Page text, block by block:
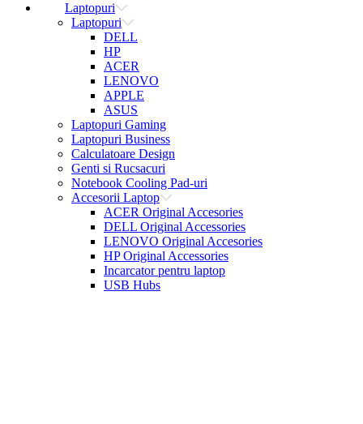
Laptopuri
Laptopuri
DELL
HP
ACER
LENOVO
APPLE
ASUS
Laptopuri Gaming
Laptopuri Business
Calculatoare Design
Genti si Rucsacuri
Notebook Cooling Pad-uri
Accesorii Laptop
ACER Original Accesories
DELL Original Accessories
LENOVO Original Accesories
HP Original Accessories
Incarcator pentru laptop
USB Hubs